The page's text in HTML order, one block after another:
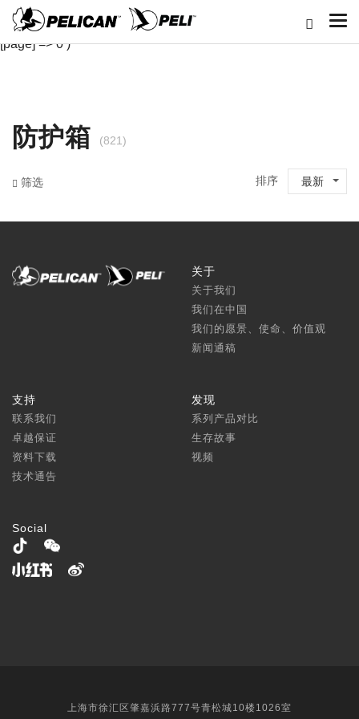
Array ( [classid] => 1 [cj] => 9 [length] => 0-147 [width] => 0-147
[depth] => 0-66 [rl] => 0 [pz] => 4 [cpll] => 6 [bb] => 0 [sort] => 1
[page] => 0 )
防护箱 (821)
筛选 排序 最新
关于
关于我们
我们在中国
我们的愿景、使命、价值观
新闻通稿
支持
联系我们
卓越保证
资料下载
技术通告
发现
系列产品对比
生存故事
视频
Social
上海市徐汇区肇嘉浜路777号青松城10楼1026室